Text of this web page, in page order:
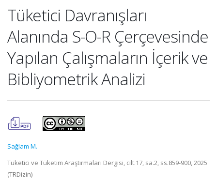
Tüketici Davranışları
Alanında S-O-R Çerçevesinde
Yapılan Çalışmaların İçerik ve
Bibliyometrik Analizi
Sağlam M.
Tüketici ve Tüketim Araştırmaları Dergisi, cilt.17, sa.2, ss.859-900, 2025
(TRDizin)